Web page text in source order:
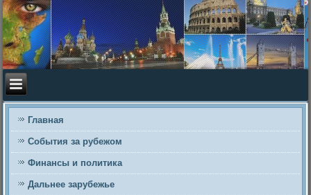
Главная
События за рубежом
Финансы и политика
Дальнее зарубежье